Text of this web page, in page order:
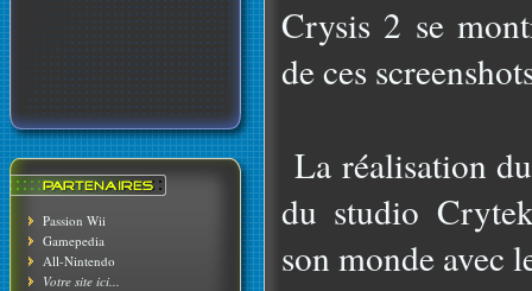
Passion Wii
Gamepedia
All-Nintendo
Votre site ici...
Crysis 2 se
de ces
La réalisation
du studio
son monde avec